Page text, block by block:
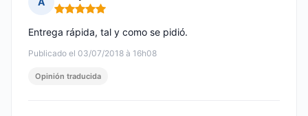
Nota: 5 de 5
Publicado el 03/07/2018 à 16h08
Entrega rápida, tal y como se pidió.
Opinión traducida